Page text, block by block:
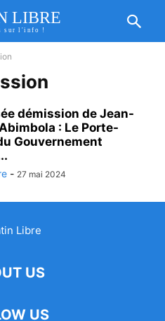
LIBRE
sur l'info !
démission de Jean-
: Le Porte-
Gouvernement
- 27 mai 2024
US
US